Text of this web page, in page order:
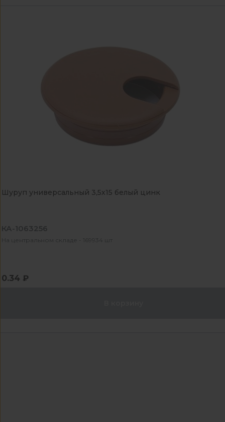
Шуруп универсальный 3,5х15 белый цинк
КА-1063256
На центральном складе - 169934 шт
0.34 ₽